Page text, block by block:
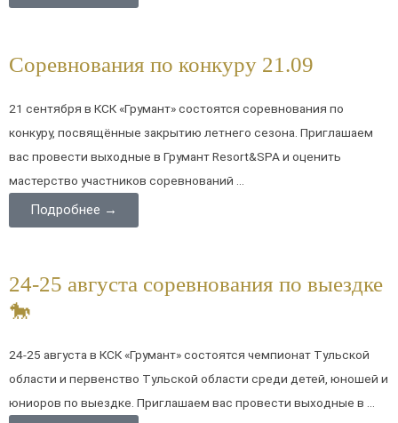
Соревнования по конкуру 21.09
21 сентября в КСК «Грумант» состоятся соревнования по
конкуру, посвящённые закрытию летнего сезона. Приглашаем
вас провести выходные в Грумант Resort&SPA и оценить
мастерство участников соревнований ...
Подробнее →
24-25 августа соревнования по выездке
🐎
24-25 августа в КСК «Грумант» состоятся чемпионат Тульской
области и первенство Тульской области среди детей, юношей и
юниоров по выездке. Приглашаем вас провести выходные в ...